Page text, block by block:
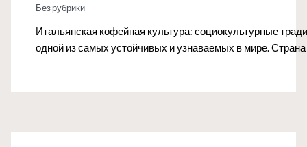
Без рубрики
Итальянская кофейная культура: социокультурные
одной из самых устойчивых и узнаваемых в мире.